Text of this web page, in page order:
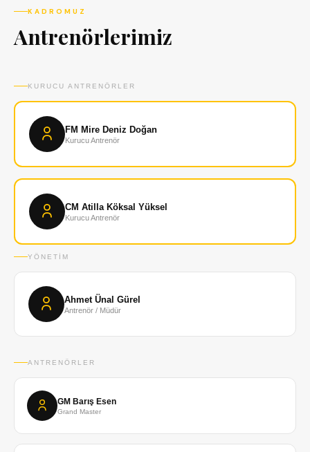
KADROMUZ
Antrenörlerimiz
KURUCU ANTRENÖRLER
FM Mire Deniz Doğan
Kurucu Antrenör
CM Atilla Köksal Yüksel
Kurucu Antrenör
YÖNETIM
Ahmet Ünal Gürel
Antrenör / Müdür
ANTRENÖRLER
GM Barış Esen
Grand Master